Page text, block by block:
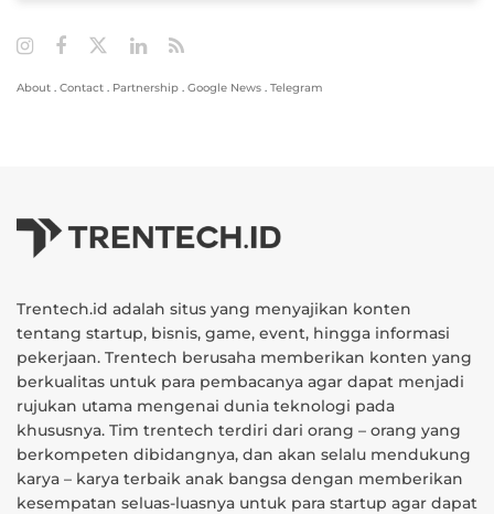
About . Contact . Partnership . Google News . Telegram
Trentech.id adalah situs yang menyajikan konten
tentang startup, bisnis, game, event, hingga informasi
pekerjaan. Trentech berusaha memberikan konten yang
berkualitas untuk para pembacanya agar dapat menjadi
rujukan utama mengenai dunia teknologi pada
khususnya. Tim trentech terdiri dari orang – orang yang
berkompeten dibidangnya, dan akan selalu mendukung
karya – karya terbaik anak bangsa dengan memberikan
kesempatan seluas-luasnya untuk para startup agar dapat